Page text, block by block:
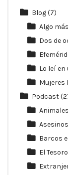
Blog(7)
Algo
Dos de
Lo leí
Mujeres
Podcast
Barcos
El